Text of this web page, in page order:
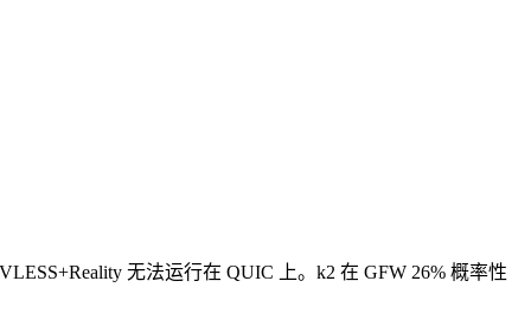
无法运行在 QUIC 上。k2 在 GFW 26% 概率性